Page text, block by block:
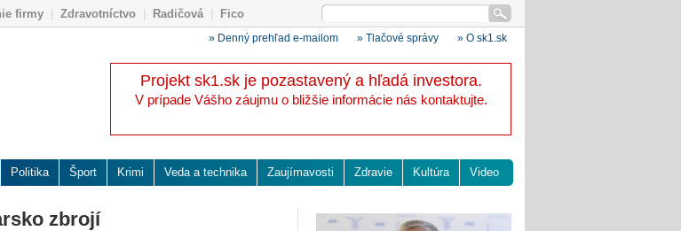
firmy Zdravotníctvo Radičová| Fico
» Denný prehľad e-mailom » Tlačové správy » O sk1.sk
Projekt sk1.sk je pozastavený a hľadá investora.
V prípade Vášho záujmu o bližšie informácie nás kontaktujte.
Politika Šport Krimi Veda a technika Zaujímavosti Zdravie Kultúra Video
zbrojí